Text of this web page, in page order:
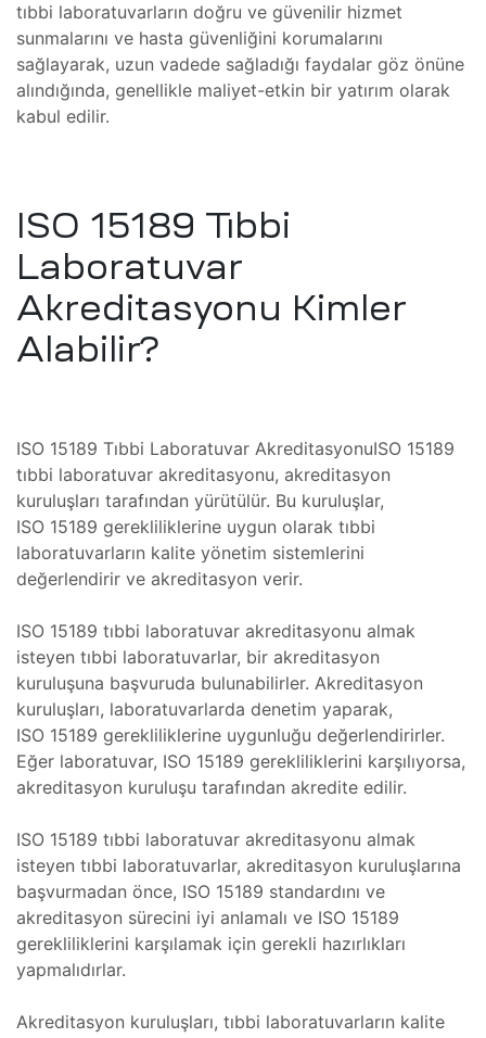
Koter
ve
tıbbi laboratuvarların doğru ve güvenilir hizmet
sunmalarını ve hasta güvenliğini korumalarını
sağlayarak, uzun vadede sağladığı faydalar göz önüne
alındığında, genellikle maliyet-etkin bir yatırım olarak
kabul edilir.
ISO 15189 Tıbbi
Laboratuvar
Akreditasyonu Kimler
Alabilir?
ISO 15189 Tıbbi Laboratuvar AkreditasyonuISO 15189
tıbbi laboratuvar akreditasyonu, akreditasyon
kuruluşları tarafından yürütülür. Bu kuruluşlar,
ISO 15189 gerekliliklerine uygun olarak tıbbi
laboratuvarların kalite yönetim sistemlerini
değerlendirir ve akreditasyon verir.
ISO 15189 tıbbi laboratuvar akreditasyonu almak
isteyen tıbbi laboratuvarlar, bir akreditasyon
kuruluşuna başvuruda bulunabilirler. Akreditasyon
kuruluşları, laboratuvarlarda denetim yaparak,
ISO 15189 gerekliliklerine uygunluğu değerlendirirler.
Eğer laboratuvar, ISO 15189 gerekliliklerini karşılıyorsa,
akreditasyon kuruluşu tarafından akredite edilir.
ISO 15189 tıbbi laboratuvar akreditasyonu almak
isteyen tıbbi laboratuvarlar, akreditasyon kuruluşlarına
başvurmadan önce, ISO 15189 standardını ve
akreditasyon sürecini iyi anlamalı ve ISO 15189
gerekliliklerini karşılamak için gerekli hazırlıkları
yapmalıdırlar.
Akreditasyon kuruluşları, tıbbi laboratuvarların kalite
Göz